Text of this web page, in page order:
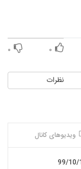
۰ ۰
نظرات
ویدیوهای کانال